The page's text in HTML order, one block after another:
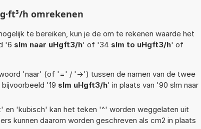
h omrekenen
te bereiken, kun je de om te rekenen waarde het
'6 slm naar uHgft3/h' of '34 slm to uHgft3/h' of
'naar' (of '=' / '->') tussen de namen van de twee
'19 slm uHgft3/h' in plaats van '90 slm naar
en 'kubisch' kan het teken '^' worden weggelaten uit
kunnen daarom worden geschreven als cm2 in plaats